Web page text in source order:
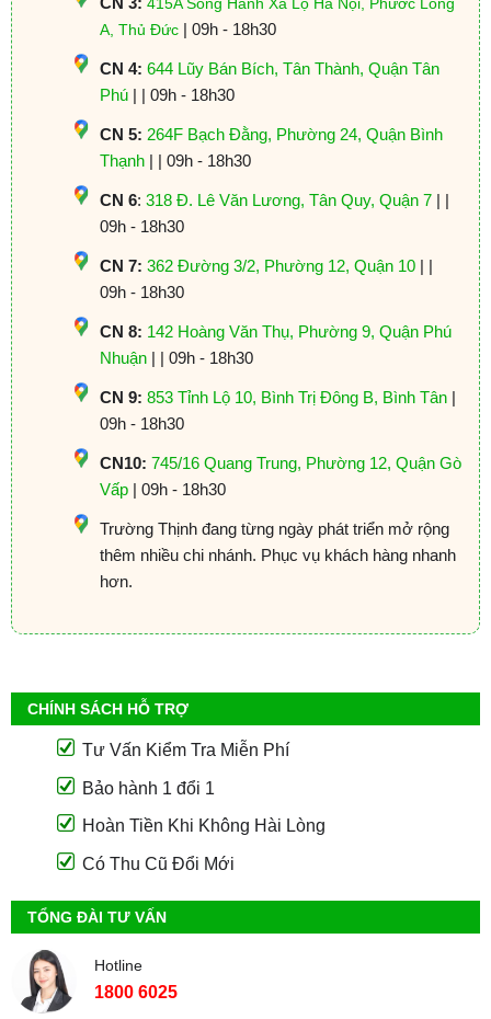
A, Thủ Đức| 09h - 18h30
CN 4: 644 Lũy Bán Bích, Tân Thành, Quận Tân
Phú| | 09h - 18h30
CN 5: 264F Bạch Đằng, Phường 24, Quận Bình
Thạnh| | 09h - 18h30
CN 6: 318 Đ. Lê Văn Lương, Tân Quy, Quận 7| |
09h - 18h30
CN 7: 362 Đường 3/2, Phường 12, Quận 10| |
09h - 18h30
CN 8: 142 Hoàng Văn Thụ, Phường 9, Quận Phú
Nhuận| | 09h - 18h30
CN 9: 853 Tỉnh Lộ 10, Bình Trị Đông B, Bình Tân|
09h - 18h30
CN10: 745/16 Quang Trung, Phường 12, Quận Gò
Vấp| 09h - 18h30
Trường Thịnh đang từng ngày phát triển mở rộng
thêm nhiều chi nhánh. Phục vụ khách hàng nhanh
hơn.
CHÍNH SÁCH HỖ TRỢ
Tư Vấn Kiểm Tra Miễn Phí
Bảo hành 1 đổi 1
Hoàn Tiền Khi Không Hài Lòng
Có Thu Cũ Đổi Mới
TỔNG ĐÀI TƯ VẤN
Hotline
1800 6025